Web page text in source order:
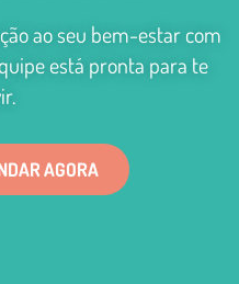
ao seu bem-estar com
está pronta para te
AGORA